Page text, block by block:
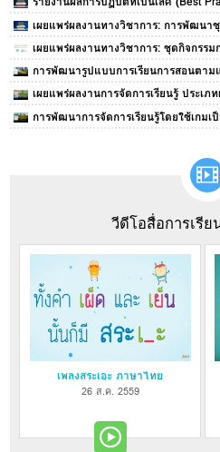
เผยแพร่ผลงานทางวิชาการ: การพัฒนาชุดกิจกรรม เรื่อง เคมีอินท
เผยแพร่ผลงานทางวิชาการ: ชุดกิจกรรมการเรียนรู้ เรื่
การพัฒนารูปแบบการเรียนการสอนตามแนวคิด Active Learning ด้วยกิจกรรมการเรียนรู้แบบ MACCA MODEL เพื่อส่งเสริมสมรรถ
เผยแพร่ผลงานการจัดการเรียนรู้ ประเภทผู้ใช้สื่อเทคโนโลยีดิจิทัล เรื่อง การจัดกิจกรรมเกมการศึกษา “ชุดเกมโดมิโน่หรรษา” เพื่อส่งเส
การพัฒนาการจัดการเรียนรู้โดยใช้เกมเป็นฐาน ในรูปแบบบอร์ดเกม Trading of Sukhothai หน่วยการเรียนรู้เรื่อง ประวัติศาสตร์สมัย
วีดีโอสื่อการเรี
เพลงสระเอะ ภาษาไทย
26 ส.ค. 2559